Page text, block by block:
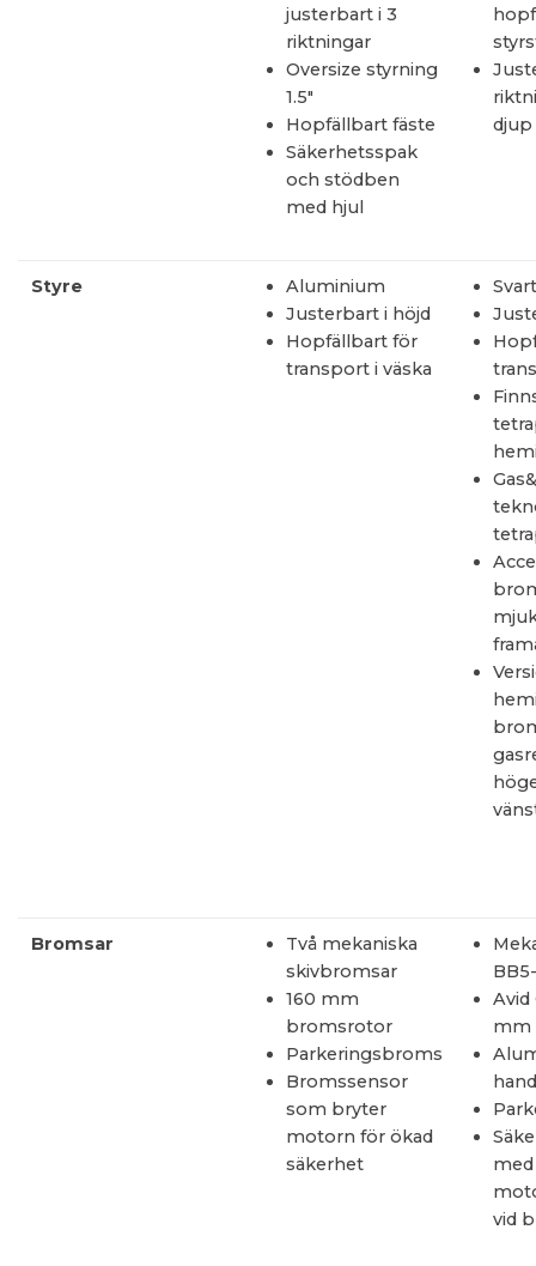
justerbart i 3
riktningar
Oversize styrning
1.5"
Hopfällbart fäste
Säkerhetsspak
och stödben
med hjul
djup
Styre
Aluminium
Justerbart i höjd
Hopfällbart för
transport i väska
Bromsar
Två mekaniska
skivbromsar
160 mm
bromsrotor
Parkeringsbroms
Bromssensor
som bryter
motorn för ökad
säkerhet
Avid
mm
med
vid